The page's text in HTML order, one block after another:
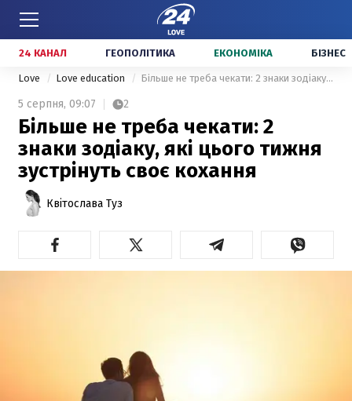
24 КАНАЛ ГЕОПОЛІТИКА ЕКОНОМІКА БІЗНЕС
Love Love education Більше не треба чекати: 2 знаки зодіаку, які цього тижня зустрінуть своє кохання
5 серпня, 09:07 2
Більше не треба чекати: 2
знаки зодіаку, які цього тижня
зустрінуть своє кохання
Квітослава Туз